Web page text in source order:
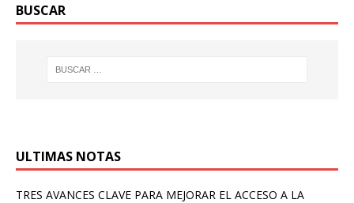
BUSCAR
ULTIMAS NOTAS
TRES AVANCES CLAVE PARA MEJORAR EL ACCESO A LA